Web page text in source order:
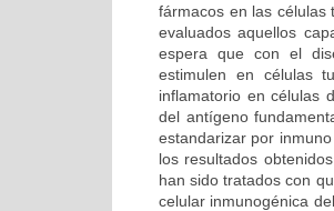
fármacos en las células
evaluados aquellos
espera que con el
estimulen en células
inflamatorio en células
del antígeno
estandarizar por
los resultados
han sido tratados con
celular inmunogénica